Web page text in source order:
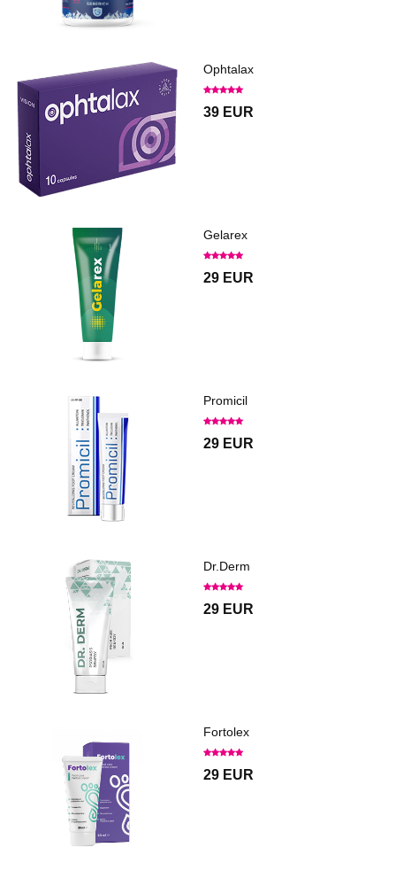
Ophtalax
39 EUR
Gelarex
29 EUR
Promicil
29 EUR
Dr.Derm
29 EUR
Fortolex
29 EUR